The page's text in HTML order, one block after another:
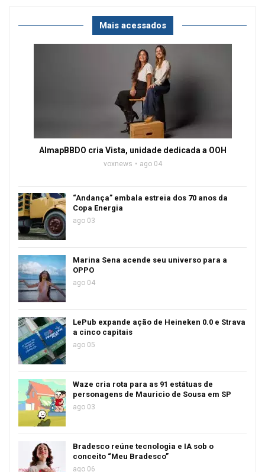
Mais acessados
AlmapBBDO cria Vista, unidade dedicada a OOH
voxnews ago 04
“Andança” embala estreia dos 70 anos da
Copa Energia
ago 03
Marina Sena acende seu universo para a
OPPO
ago 04
LePub expande ação de Heineken 0.0 e Strava
a cinco capitais
ago 05
Waze cria rota para as 91 estátuas de
personagens de Mauricio de Sousa em SP
ago 03
Bradesco reúne tecnologia e IA sob o
conceito “Meu Bradesco”
ago 06